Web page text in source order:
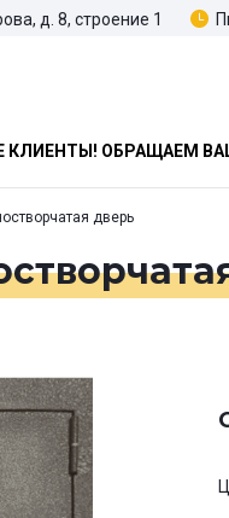
д. 8, строение 1
ОБРАЩАЕМ
дверь